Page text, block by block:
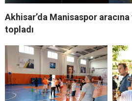
Akhisar’da Manisaspor aracına
topladı